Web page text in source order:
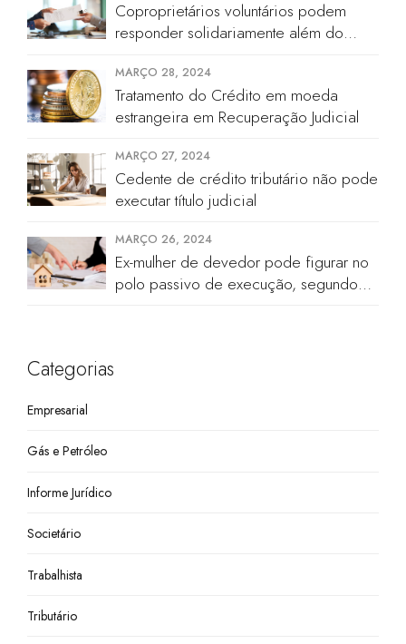
Coproprietários voluntários podem
responder solidariamente além do
MARÇO 28, 2024
Tratamento do Crédito em moeda
estrangeira em Recuperação Judicial
MARÇO 27, 2024
Cedente de crédito tributário não pode
executar título judicial
MARÇO 26, 2024
Ex-mulher de devedor pode figurar no
polo passivo de execução, segundo
Categorias
Empresarial
Gás e Petróleo
Informe Jurídico
Societário
Trabalhista
Tributário